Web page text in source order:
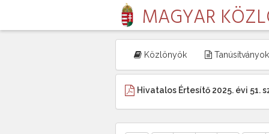
MAGYAR
Közlönyök Tanúsítványok
Hivatalos Értesítő 2025. évi 51.